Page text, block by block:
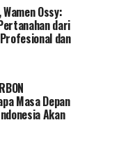
Ossy:
dari
dan
Masa Depan
Akan